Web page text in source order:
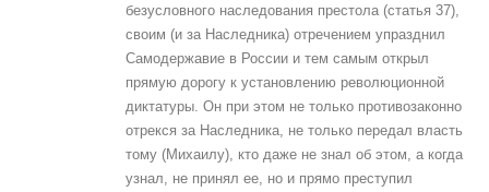
безусловного наследования престола (статья 37),
своим (и за Наследника) отречением упразднил
Самодержавие в России и тем самым открыл
прямую дорогу к установлению революционной
диктатуры. Он при этом не только противозаконно
отрекся за Наследника, не только передал власть
тому (Михаилу), кто даже не знал об этом, а когда
узнал, не принял ее, но и прямо преступил